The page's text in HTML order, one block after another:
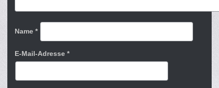
Name *
E-Mail-Adresse *